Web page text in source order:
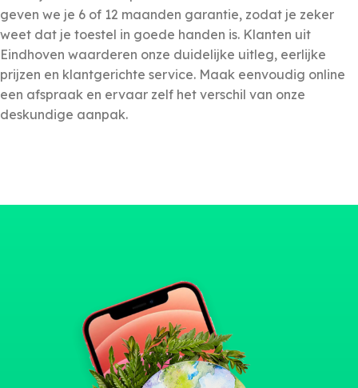
geven we je 6 of 12 maanden garantie, zodat je zeker
weet dat je toestel in goede handen is. Klanten uit
Eindhoven waarderen onze duidelijke uitleg, eerlijke
prijzen en klantgerichte service. Maak eenvoudig online
een afspraak en ervaar zelf het verschil van onze
deskundige aanpak.